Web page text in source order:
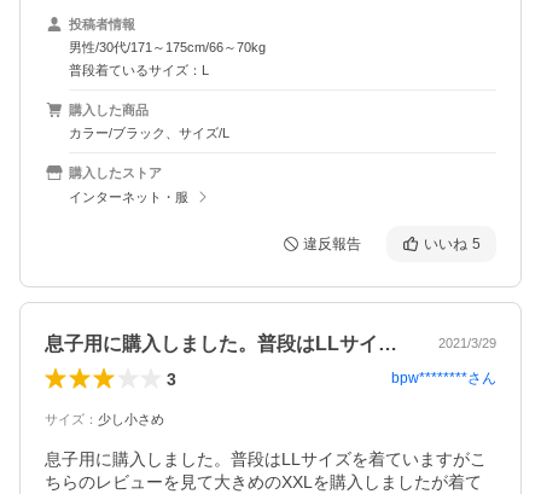
投稿者情報
男性/30代/171～175cm/66～70kg
普段着ているサイズ：L
購入した商品
カラー/ブラック、サイズ/L
購入したストア
インターネット・服
違反報告 いいね 5
息子用に購入しました。普段はLLサイズ… 2021/3/29
3 bpw********さん
サイズ ： 少し小さめ
息子用に購入しました。普段はLLサイズを着ていますがこ
ちらのレビューを見て大きめのXXLを購入しましたが着て